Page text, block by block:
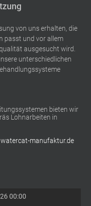
von uns erhalten, die
passt und vor allem
ausgesucht wird.
unterschiedlichen
bieten wir
Lohnarbeiten in
watercat-manufaktur.de
00:00